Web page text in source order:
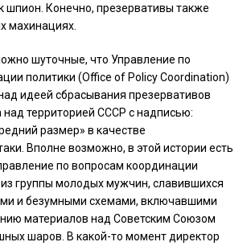
шпион. Конечно, презервативы также
махинациях.
шуточные, что Управление по
политики (Office of Policy Coordination)
идеей сбрасывания презервативов
над территорией СССР с надписью:
размер» в качестве
Вполне возможно, в этой истории есть
по вопросам координации
из группы молодых мужчин, славившихся
и безумными схемами, включавшими
материалов над Советским Союзом
шаров. В какой-то момент директор